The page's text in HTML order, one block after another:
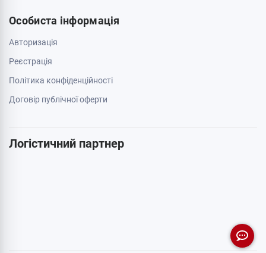
Особиста інформація
Авторизація
Реєстрація
Політика конфіденційності
Договір публічної оферти
Логістичний партнер